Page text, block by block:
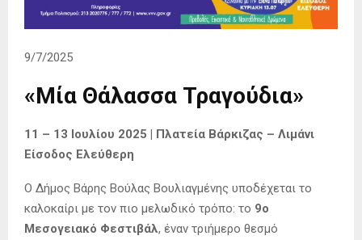
9/7/2025
«Μία Θάλασσα Τραγούδια»
11 – 13 Ιουλίου 2025 | Πλατεία Βάρκιζας – Λιμάνι
Είσοδος Ελεύθερη
Ο Δήμος Βάρης Βούλας Βουλιαγμένης υποδέχεται το
καλοκαίρι με τον πιο μελωδικό τρόπο: το 9ο
Μεσογειακό Φεστιβάλ, έναν τριήμερο θεσμό